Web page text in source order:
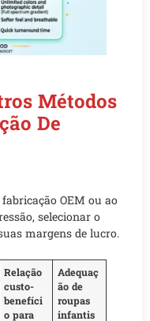
Métodos
De
OEM ou ao
selecionar o
margens de lucro.
Relação
custo-
benefíci
o para
Adequaç
ão de
roupas
infantis